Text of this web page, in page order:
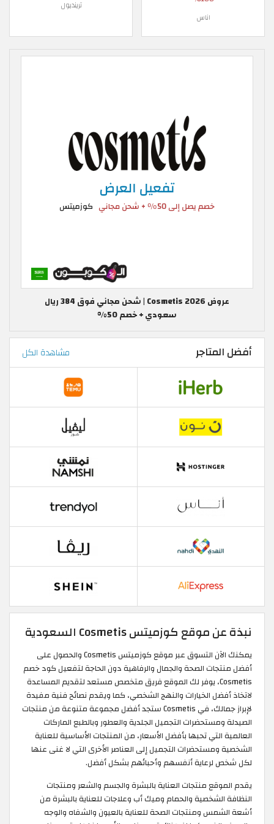
اناس
ترينديول
عروض Cosmetis 2026 | شحن مجاني فوق 384 ريال
سعودي + خصم 50%
أفضل المتاجر مشاهدة الكل
نبذة عن موقع كوزميتس Cosmetis السعودية
يمكنك الآن التسوق عبر موقع كوزميتس Cosmetis والحصول على
أفضل منتجات الصحة والجمال والرفاهية دون الحاجة لتفعيل كود خصم
Cosmetis، يوفر لك الموقع فريق متخصص مستعد لتقديم المساعدة
لاتخاذ أفضل الخيارات والنهج الشخصي، كما ويقدم نصائح فنية مفيدة
لإبراز جمالك، في Cosmetis ستجد أفضل مجموعة متنوعة من منتجات
الصيدلة ومستحضرات التجميل الجلدية والعطور وبالطبع الماركات
العالمية التي تحبها بأفضل الأسعار، من المنتجات الأساسية للعناية
الشخصية ومستحضرات التجميل إلى العناصر الأخرى التي لا غنى عنها
لكل شخص لرعاية أنفسهم وأحبائهم بشكل أفضل.
يقدم الموقع منتجات العناية بالبشرة والجسم والشعر ومنتجات
النظافة الشخصية والحمام وميك أب وعلاجات للعناية بالبشرة من
أشعة الشمس ومنتجات الصحة للعناية بالعيون والشفاه والوجه